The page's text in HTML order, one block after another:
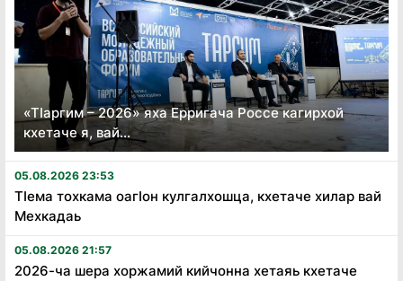
«Тӏаргим – 2026» яха Ерригача Россе кагирхой
кхетаче я, вай...
05.08.2026 23:53
Тӏема тохкама оагӏон кулгалхошца, кхетаче хилар вай
Мехкадаь
05.08.2026 21:57
2026-ча шера хоржамий кийчонна хетаяь кхетаче